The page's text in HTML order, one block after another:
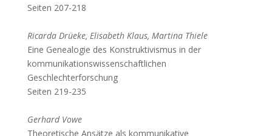
Seiten 207-218
Ricarda Drüeke, Elisabeth Klaus, Martina Thiele
Eine Genealogie des Konstruktivismus in der
kommunikationswissenschaftlichen
Geschlechterforschung
Seiten 219-235
Gerhard Vowe
Theoretische Ansätze als kommunikative